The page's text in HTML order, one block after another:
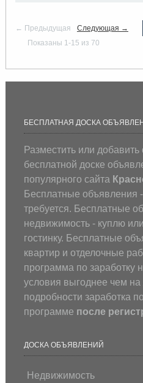
← Предыдущая Следующая →
Показаны 1-15 из 70
БЕСПЛАТНАЯ ДОСКА
Разместить или
бесплатной доске
популярного сайта
Бесплатные объявления
требуется. Бесплатные
недвижимость - куплю
гостинку. Бесплатные
квартир и отделочные
программа по заработку
условия выгоднее чем на
подробности заработка
программе после
ДОСКА ОБЪЯВЛЕНИЙ
Недвижимость